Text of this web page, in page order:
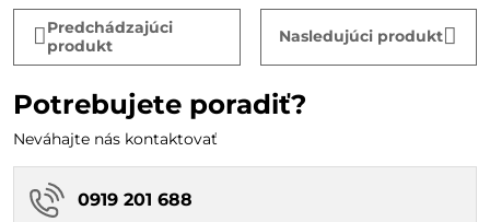
Predchádzajúci
produkt
Nasledujúci produkt
Potrebujete poradiť?
Neváhajte nás kontaktovať
0919 201 688